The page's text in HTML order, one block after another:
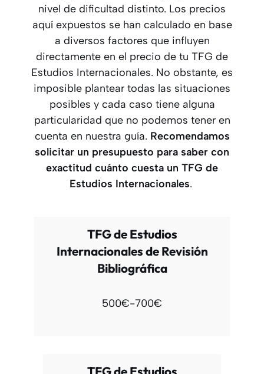
nivel de dificultad distinto. Los precios
aquí expuestos se han calculado en base
a diversos factores que influyen
directamente en el precio de tu TFG de
Estudios Internacionales. No obstante, es
imposible plantear todas las situaciones
posibles y cada caso tiene alguna
particularidad que no podemos tener en
cuenta en nuestra guía. Recomendamos
solicitar un presupuesto para saber con
exactitud cuánto cuesta un TFG de
Estudios Internacionales.
TFG de Estudios
Internacionales de Revisión
Bibliográfica
500€-700€